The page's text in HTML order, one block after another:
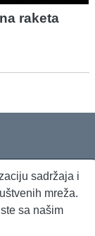
raketa
Kontakt RSS
sadržaja i
mreža.
sa našim